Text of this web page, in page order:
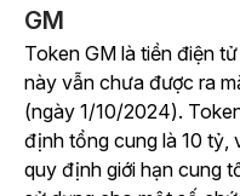
GM
Token GM là tiền điện
này vẫn chưa được ra
(ngày 1/10/2024).
định tổng cung là 10 tỷ,
quy định giới hạn cung